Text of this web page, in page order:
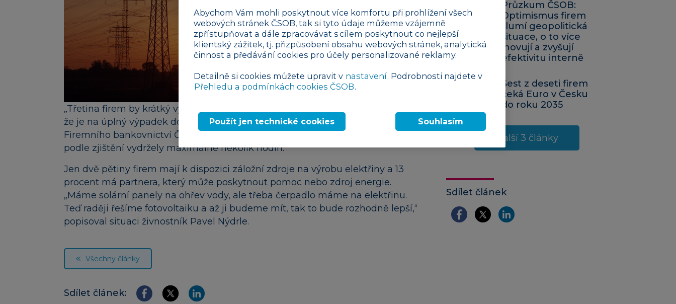
„Třetina firem by krátký výpadek energie ustála. Jen desetina z nich ale uvedla,
že je na úplný výpadek dodávek elektřiny přichystána,“ uvedl výkonný ředitel
Firemního bankovnictví ČSOB Pavel Prokop. Tři pětiny firem by bez elektřiny
podle zjištění vydržely maximálně několik hodin.
​Jen dvě pětiny firem mají k dispozici záložní zdroje na výrobu elektřiny a 13
procent má partnera, který může poskytnout pomoc nebo zdroj energie.
„Máme solární panely na ohřev vody, ale třeba čerpadlo máme na elektřinu.
Teď raději řešíme fotovoltaiku a až ji budeme mít, tak to bude rozhodně lepší,“
popisoval situaci živnostník Pavel Nýdrle.
Všechny články
Sdílet článek:
Průzkum ČSOB:
Optimismus firem
tlumí geopolitická
situace, o to více
inovují a zvyšují
efektivitu interně
Šest z deseti firem
čeká Euro v Česku
do roku 2035​
Další 3 články
Sdílet článek
Abychom Vám mohli poskytnout více komfortu při prohlížení všech
webových stránek ČSOB, tak si tyto údaje můžeme vzájemně
zpřístupňovat a dále zpracovávat s cílem poskytnout co nejlepší
klientský zážitek, tj. přizpůsobení obsahu webových stránek, analytická
činnost a předávání cookies pro účely personalizované reklamy.
Detailně si cookies můžete upravit v nastavení. Podrobnosti najdete v
Přehledu a podmínkách cookies ČSOB.
Použít jen technické cookies Souhlasím